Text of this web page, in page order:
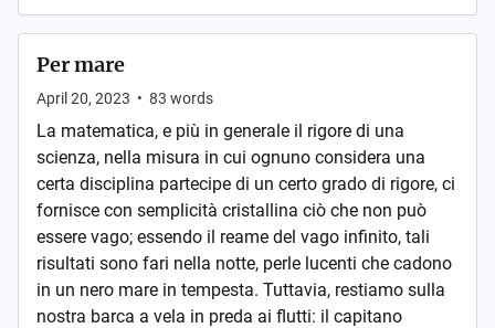
Per mare
April 20, 2023 • 83 words
La matematica, e più in generale il rigore di una
scienza, nella misura in cui ognuno considera una
certa disciplina partecipe di un certo grado di rigore, ci
fornisce con semplicità cristallina ciò che non può
essere vago; essendo il reame del vago infinito, tali
risultati sono fari nella notte, perle lucenti che cadono
in un nero mare in tempesta. Tuttavia, restiamo sulla
nostra barca a vela in preda ai flutti: il capitano